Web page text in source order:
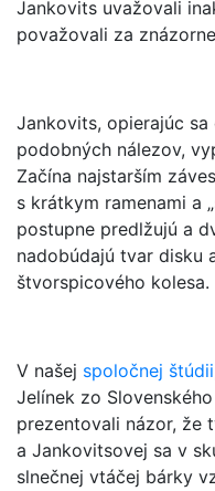
Jankovits uvažovali
považovali za
Jankovits, opierajúc
podobných nálezov,
Začína najstarším
s krátkym ramenami a
postupne predlžujú a
nadobúdajú tvar disku
štvorspicového kolesa.
V našej spoločnej štúdii
Jelínek zo
prezentovali názor, že
a Jankovitsovej sa v
slnečnej vtáčej bárky